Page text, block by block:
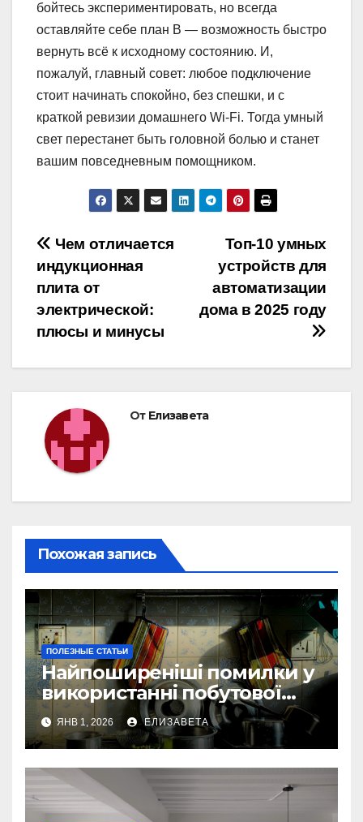
бойтесь экспериментировать, но всегда
оставляйте себе план B — возможность быстро
вернуть всё к исходному состоянию. И,
пожалуй, главный совет: любое подключение
стоит начинать спокойно, без спешки, и с
краткой ревизии домашнего Wi-Fi. Тогда умный
свет перестанет быть головной болью и станет
вашим повседневным помощником.
Навигация
по
записям
Топ-10 умных
устройств для
автоматизации
дома в 2025 году
Чем отличается
индукционная
плита от
электрической:
плюсы и минусы
От Елизавета
Похожая запись
ПОЛЕЗНЫЕ СТАТЬИ
Найпоширеніші помилки у
використанні побутової
техніки — та як їх уникнути
ЯНВ 1, 2026 ЕЛИЗАВЕТА